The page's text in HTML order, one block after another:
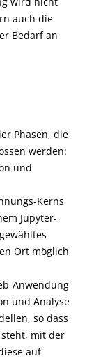
auch die
Bedarf an
Phasen, die
werden:
und
Kerns
Jupyter-
Ort möglich
Anwendung
und Analyse
so dass
steht, mit der
auf